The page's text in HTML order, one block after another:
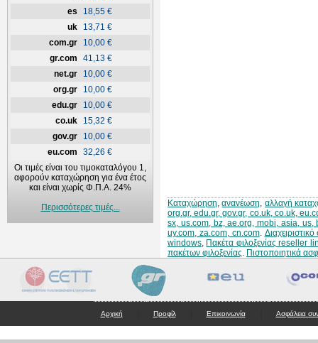
es
18,55 €
uk
13,71 €
com.gr
10,00 €
gr.com
41,13 €
net.gr
10,00 €
org.gr
10,00 €
edu.gr
10,00 €
co.uk
15,32 €
gov.gr
10,00 €
eu.com
32,26 €
Οι τιμές είναι του τιμοκαταλόγου 1,
αφορούν καταχώρηση για ένα έτος
και είναι χωρίς Φ.Π.Α. 24%
Περισσότερες τιμές...
Καταχώρηση,ανανέωση, αλλαγή
org.gr, edu.gr, gov.gr, co.uk, co.uk,
sx, us.com, bz, ae.org, mobi, asia, us,
uy.com, za.com, cn.com.
windows, Πακέτα φιλοξενίας reseller
πακέτων φιλοξενίας. Πιστοποιητικά
Αρχική Προφίλ Επικοινωνία Ασφάλεια